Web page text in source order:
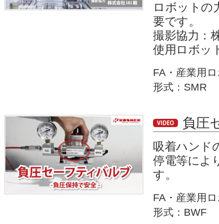
ロボットの
要です。
撮影協力：
使用ロボッ
FA・産業用
形式：SMR
負圧
吸着ハンド
停電等によ
す。
FA・産業用
形式：BWF